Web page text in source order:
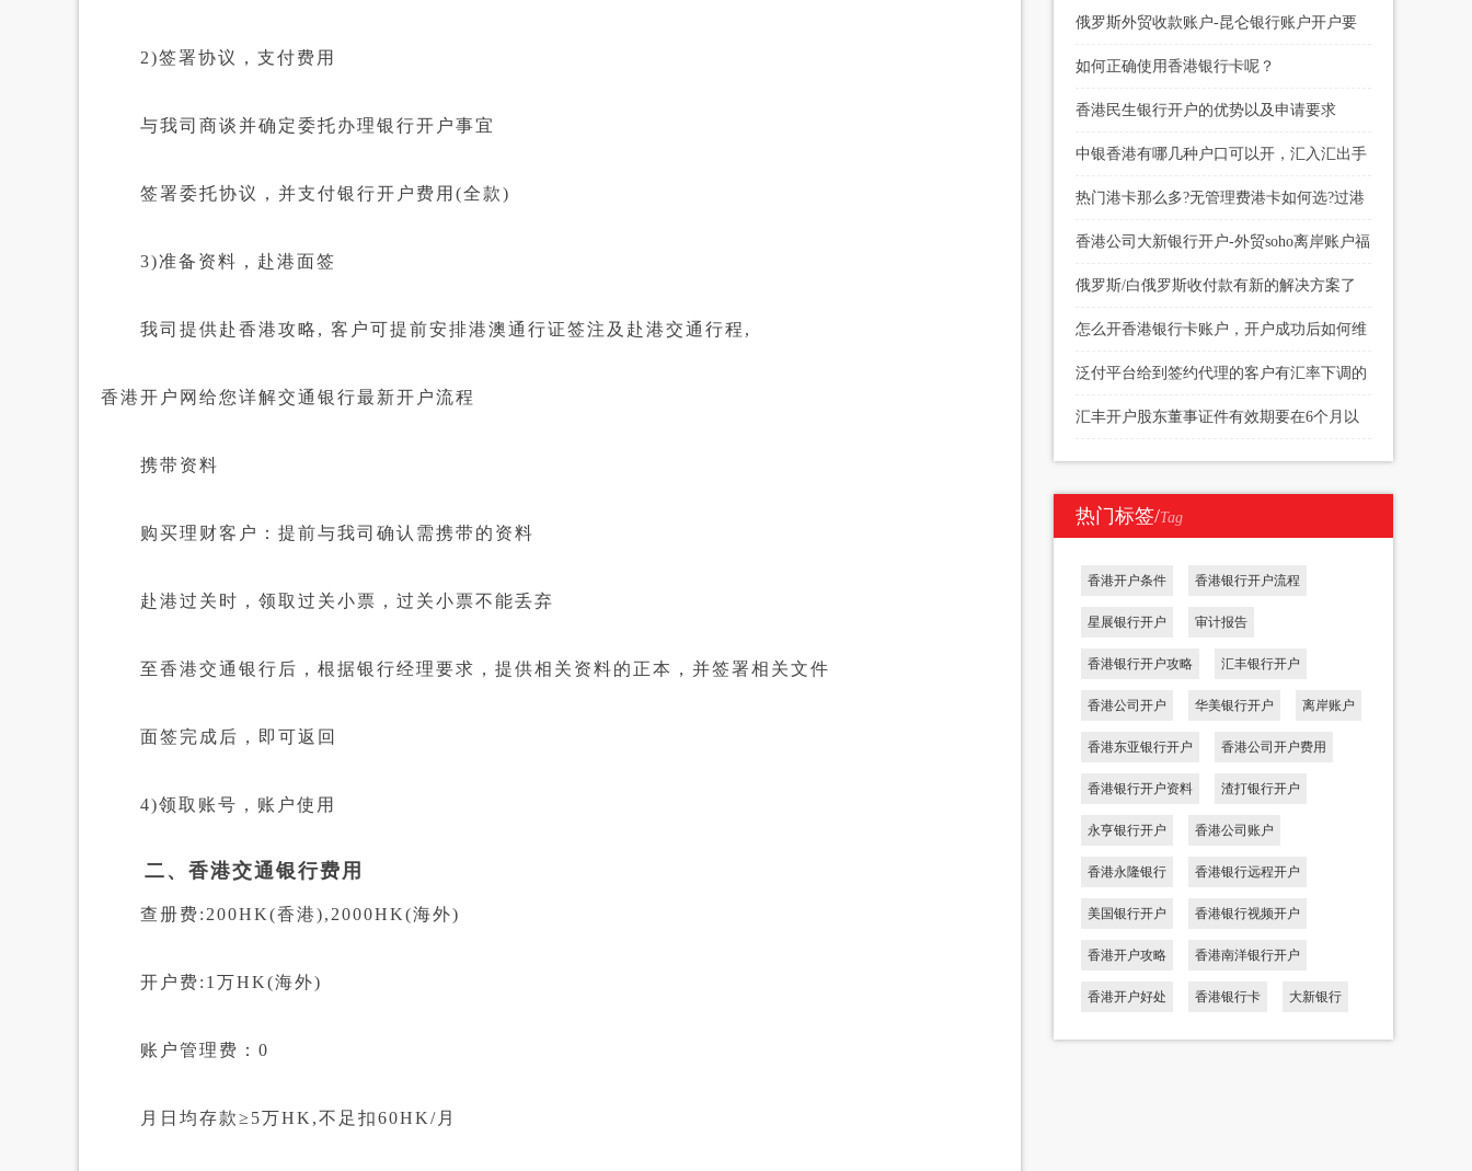
2)签署协议，支付费用
与我司商谈并确定委托办理银行开户事宜
签署委托协议，并支付银行开户费用(全款)
3)准备资料，赴港面签
我司提供赴香港攻略, 客户可提前安排港澳通行证签注及赴港交通行程,
香港开户网给您详解交通银行最新开户流程
携带资料
购买理财客户：提前与我司确认需携带的资料
赴港过关时，领取过关小票，过关小票不能丢弃
至香港交通银行后，根据银行经理要求，提供相关资料的正本，并签署相关文件
面签完成后，即可返回
4)领取账号，账户使用
二、香港交通银行费用
查册费:200HK(香港),2000HK(海外)
开户费:1万HK(海外)
账户管理费：0
月日均存款≥5万HK,不足扣60HK/月
俄罗斯外贸收款账户-昆仑银行账户开户要
求
如何正确使用香港银行卡呢？
香港民生银行开户的优势以及申请要求
中银香港有哪几种户口可以开，汇入汇出手
续费多少
热门港卡那么多?无管理费港卡如何选?过港
开户当天下户?
香港公司大新银行开户-外贸soho离岸账户福
音
俄罗斯/白俄罗斯收付款有新的解决方案了
怎么开香港银行卡账户，开户成功后如何维
护
泛付平台给到签约代理的客户有汇率下调的
权限
汇丰开户股东董事证件有效期要在6个月以
上
热门标签/Tag
香港开户条件 香港银行开户流程
星展银行开户 审计报告
香港银行开户攻略 汇丰银行开户
香港公司开户 华美银行开户 离岸账户
香港东亚银行开户 香港公司开户费用
香港银行开户资料 渣打银行开户
永亨银行开户 香港公司账户
香港永隆银行 香港银行远程开户
美国银行开户 香港银行视频开户
香港开户攻略 香港南洋银行开户
香港开户好处 香港银行卡 大新银行